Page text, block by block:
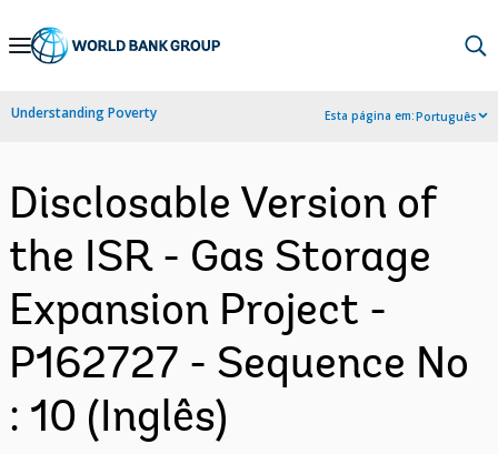
Skip
Navigation
Understanding Poverty Esta página em:Português
Disclosable Version of
the ISR - Gas Storage
Expansion Project -
P162727 - Sequence No
: 10 (Inglês)